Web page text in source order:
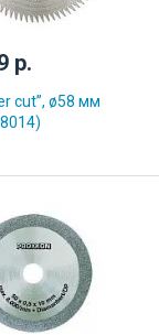
р.
cut”, ø58 мм